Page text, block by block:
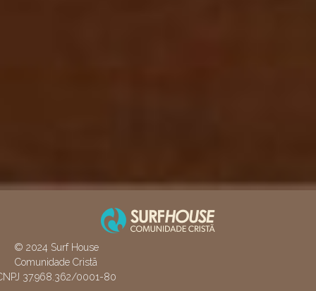
© 2024 Surf House
Comunidade Cristã
37.968.362/0001-80